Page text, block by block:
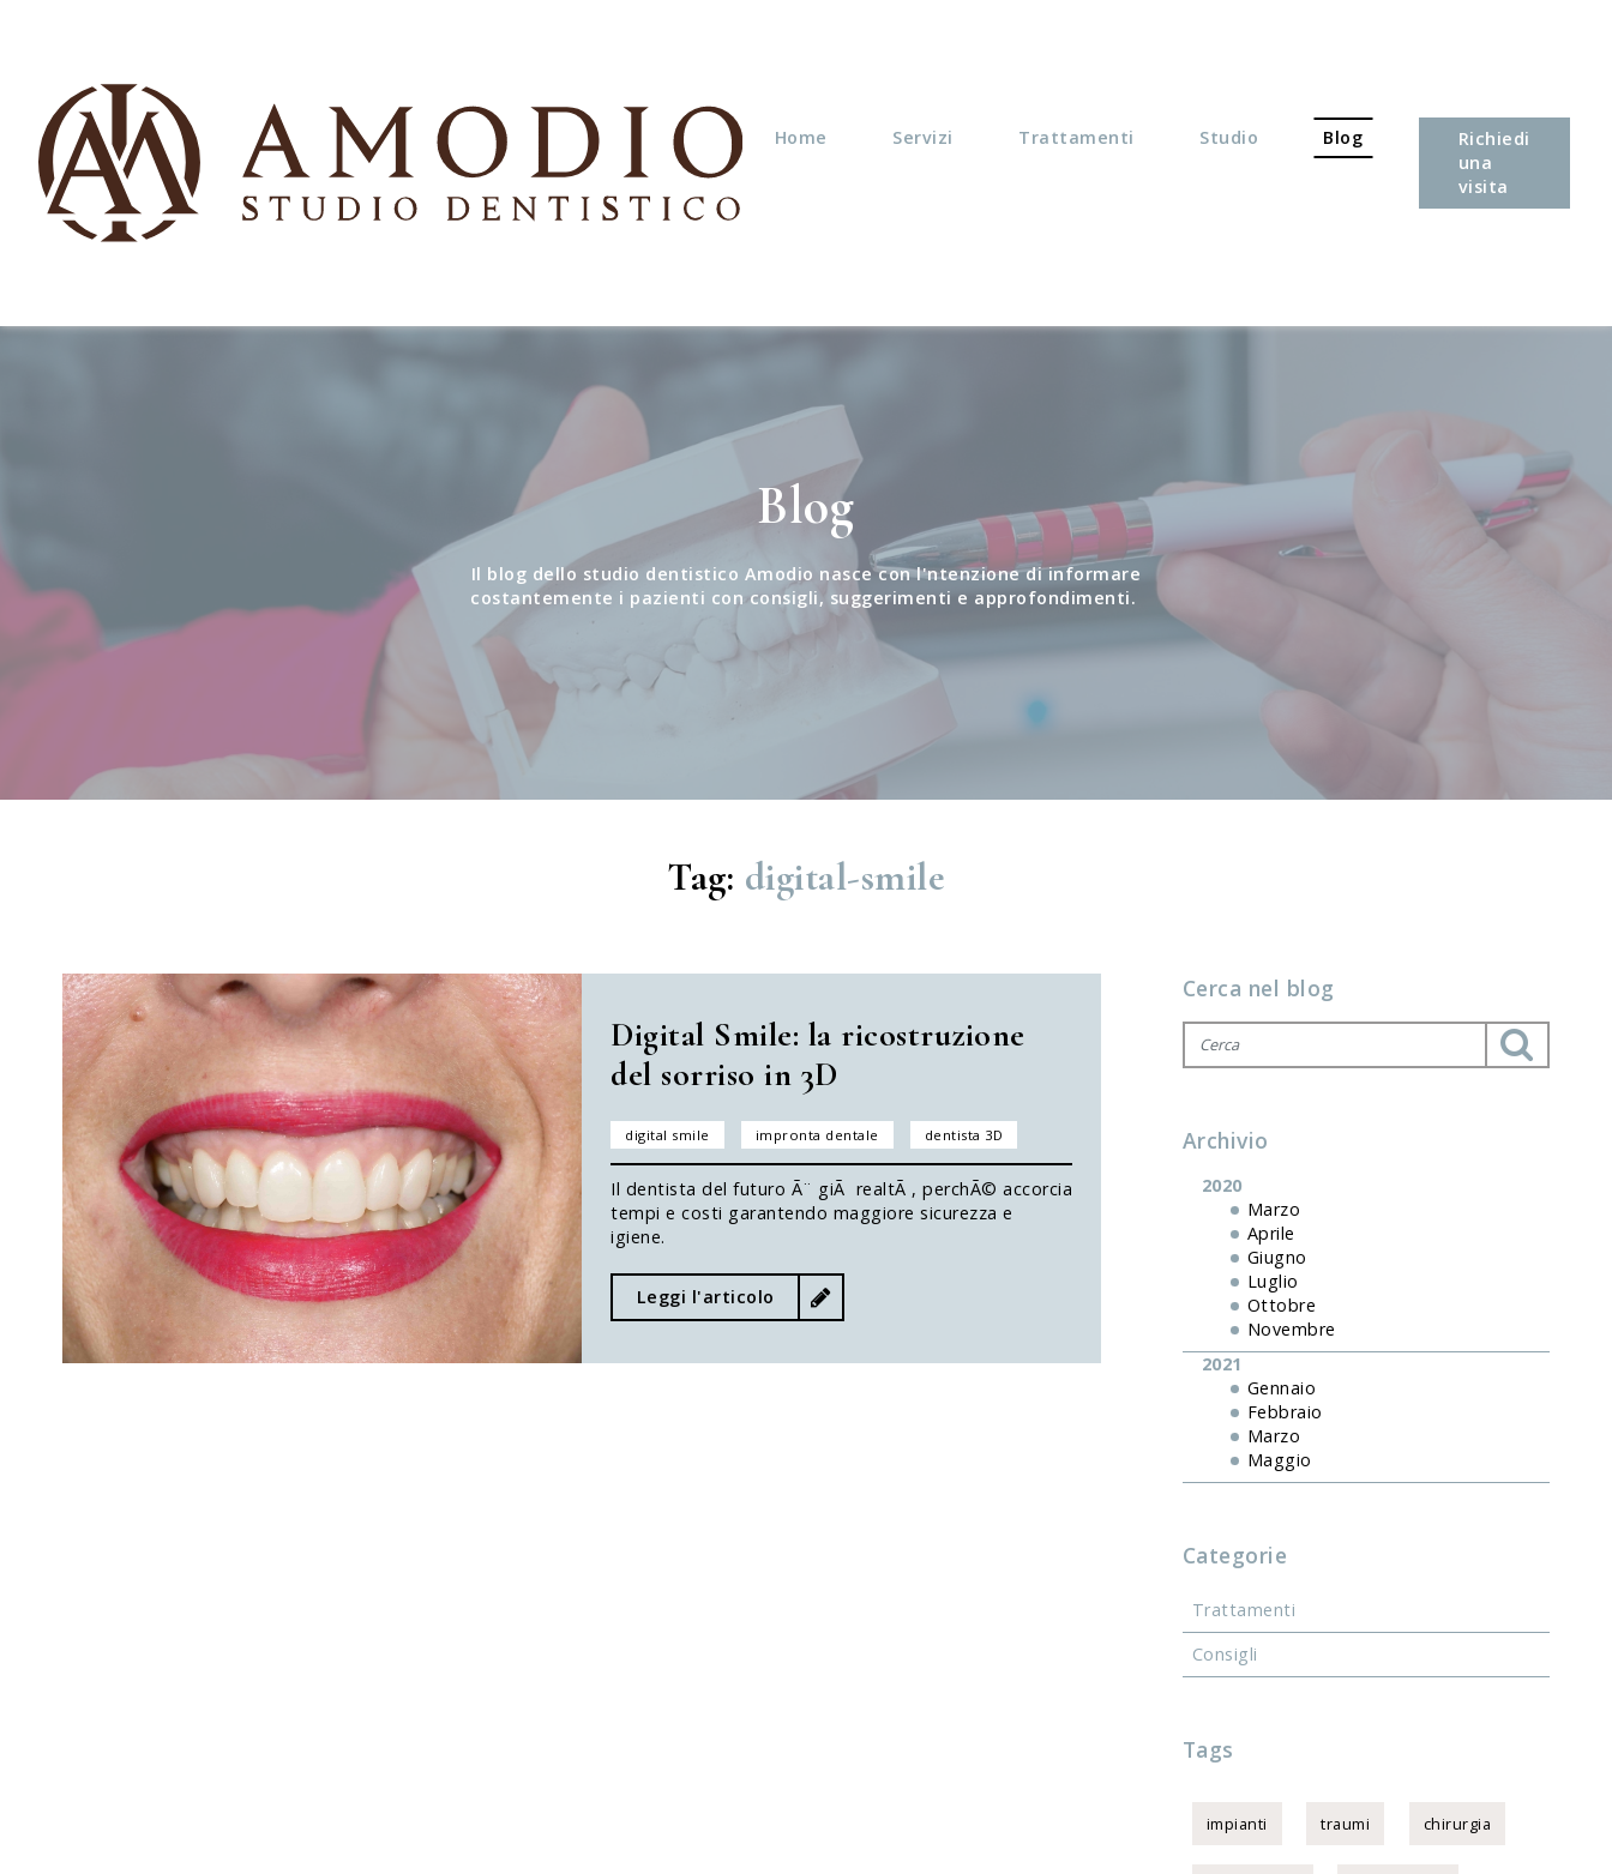
Home Servizi Trattamenti Studio Blog
Richiedi
una
visita
Blog
Il blog dello studio dentistico Amodio nasce con l'ntenzione di informare
costantemente i pazienti con consigli, suggerimenti e approfondimenti.
Tag: digital-smile
Digital Smile: la ricostruzione
del sorriso in 3D
digital smile impronta dentale dentista 3D
Il dentista del futuro Ã¨ giÃ realtÃ , perchÃ© accorcia
tempi e costi garantendo maggiore sicurezza e
igiene.
Leggi l'articolo
Cerca nel blog
Archivio
2020
Marzo
Aprile
Giugno
Luglio
Ottobre
Novembre
2021
Gennaio
Febbraio
Marzo
Maggio
Categorie
Trattamenti
Consigli
Tags
impianti traumi chirurgia